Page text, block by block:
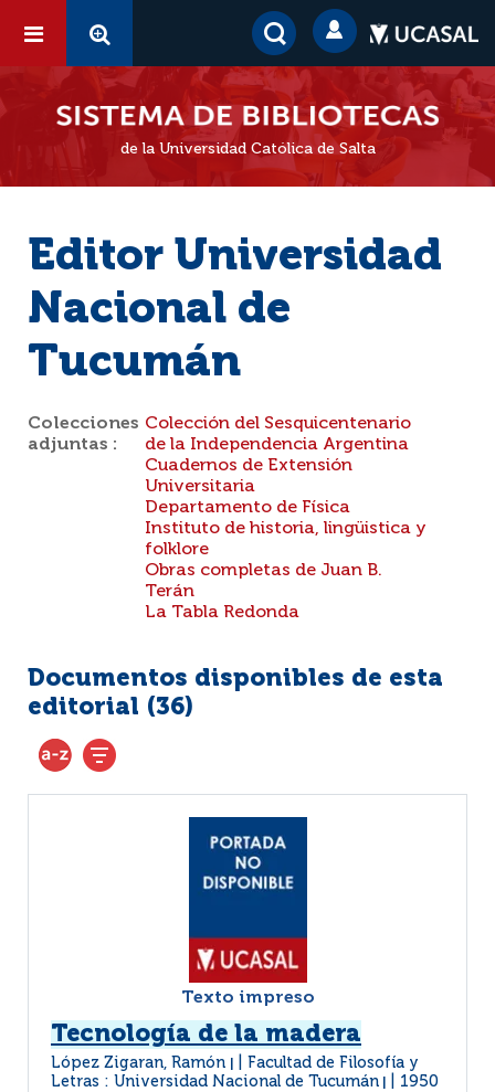
de la Universidad Católica de Salta
Editor Universidad
Nacional de
Tucumán
Colecciones
adjuntas :
Colección del Sesquicentenario
de la Independencia Argentina
Cuadernos de Extensión
Universitaria
Departamento de Física
Instituto de historia, lingüistica y
folklore
Obras completas de Juan B.
Terán
La Tabla Redonda
Documentos disponibles de esta
editorial (36)
Texto impreso
Tecnología de la madera
López Zigaran, Ramón
Facultad de Filosofía y
Letras : Universidad Nacional de Tucumán
1950